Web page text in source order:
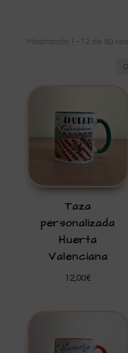
Mostrando 1–12 de 80
Taza
personalizada
Huerta
Valenciana
12,00€